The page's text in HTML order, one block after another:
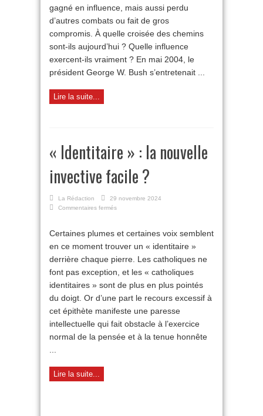
postlibéralisme
des
intellectuels
catholiques ?
gagné en influence, mais aussi perdu
d’autres combats ou fait de gros
compromis. À quelle croisée des chemins
sont-ils aujourd’hui ? Quelle influence
exercent-ils vraiment ? En mai 2004, le
président George W. Bush s’entretenait ...
Lire la suite...
« Identitaire » : la nouvelle
invective facile ?
La Rédaction
29 novembre 2024
Commentaires fermés
nouvelle
invective
Certaines plumes et certaines voix semblent
en ce moment trouver un « identitaire »
derrière chaque pierre. Les catholiques ne
font pas exception, et les « catholiques
identitaires » sont de plus en plus pointés
du doigt. Or d’une part le recours excessif à
cet épithète manifeste une paresse
intellectuelle qui fait obstacle à l’exercice
normal de la pensée et à la tenue honnête
Lire la suite...